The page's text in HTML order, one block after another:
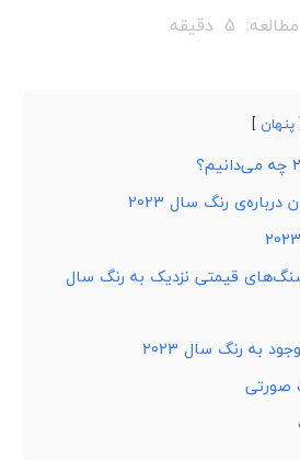
5 دقیقه
پنهان
رنگ سال 2023
قیمتی نزدیک به رنگ سال
به رنگ سال 2023
صورتی